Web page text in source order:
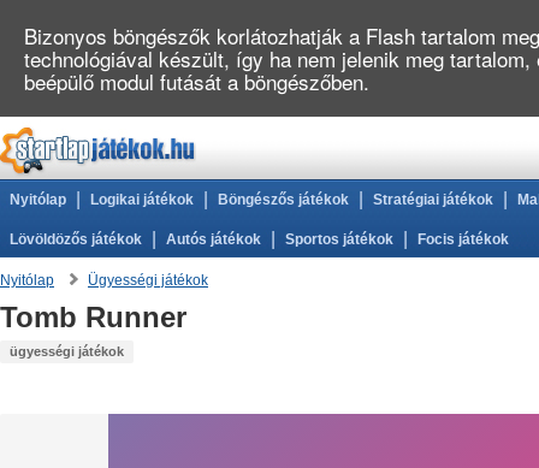
Nyitólap Logikai játékok Böngészős játékok Stratégiai játékok
Lövöldözős játékok Autós játékok Sportos játékok Focis játékok
Nyitólap Ügyességi játékok
Tomb Runner
ügyességi játékok
Bizonyos böngészők korlátozhatják a Flash tartalom
technológiával készült, így ha nem jelenik meg
beépülő modul futását a böngészőben.